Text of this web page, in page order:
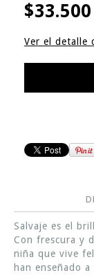
$33.500
Ver el detalle
Salvaje es el
Con frescura y
niña que vive
han enseñado